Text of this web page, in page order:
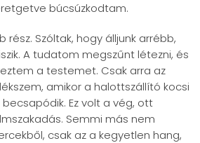
búcsúzkodtam.
rész. Szóltak, hogy álljunk arrébb,
A tudatom megszűnt létezni, és
a testemet. Csak arra az
amikor a halottszállító kocsi
Ez volt a vég, ott
Semmi más nem
csak az a kegyetlen hang,